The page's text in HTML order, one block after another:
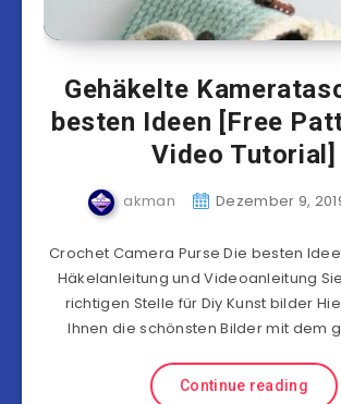
Gehäkelte
besten Ideen [Free
Video Tutorial]
akman Dezember 9,
Crochet Camera Purse Die besten
Häkelanleitung und Videoanleitung
richtigen Stelle für Diy Kunst bilder
Ihnen die schönsten Bilder mit dem
Continue reading